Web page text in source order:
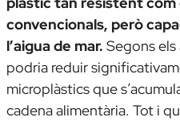
convencionals, però
l’aigua de mar. Segons
podria reduir
microplàstics que
cadena alimentària. Tot i